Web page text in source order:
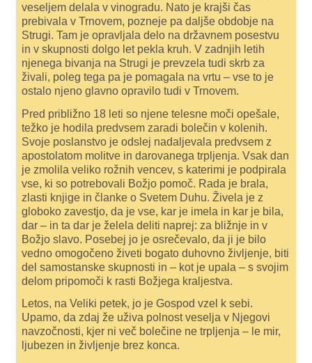
veseljem delala v vinogradu. Nato je krajši čas
prebivala v Trnovem, pozneje pa daljše obdobje na
Strugi. Tam je opravljala delo na državnem posestvu
in v skupnosti dolgo let pekla kruh. V zadnjih letih
njenega bivanja na Strugi je prevzela tudi skrb za
živali, poleg tega pa je pomagala na vrtu – vse to je
ostalo njeno glavno opravilo tudi v Trnovem.
Pred približno 18 leti so njene telesne moči opešale,
težko je hodila predvsem zaradi bolečin v kolenih.
Svoje poslanstvo je odslej nadaljevala predvsem z
apostolatom molitve in darovanega trpljenja. Vsak dan
je zmolila veliko rožnih vencev, s katerimi je podpirala
vse, ki so potrebovali Božjo pomoč. Rada je brala,
zlasti knjige in članke o Svetem Duhu. Živela je z
globoko zavestjo, da je vse, kar je imela in kar je bila,
dar – in ta dar je želela deliti naprej: za bližnje in v
Božjo slavo. Posebej jo je osrečevalo, da ji je bilo
vedno omogočeno živeti bogato duhovno življenje, biti
del samostanske skupnosti in – kot je upala – s svojim
delom pripomoči k rasti Božjega kraljestva.
Letos, na Veliki petek, jo je Gospod vzel k sebi.
Upamo, da zdaj že uživa polnost veselja v Njegovi
navzočnosti, kjer ni več bolečine ne trpljenja – le mir,
ljubezen in življenje brez konca.